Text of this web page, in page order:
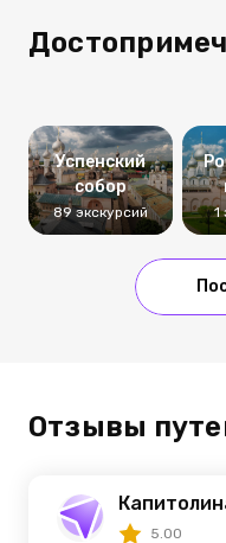
Успенский
собор
89 экскурсий 1
Отзывы
5.00